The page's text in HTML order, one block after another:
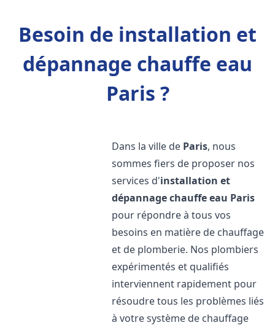
Besoin de installation et
dépannage chauffe eau
Paris ?
Dans la ville de Paris, nous
sommes fiers de proposer nos
services d'installation et
dépannage chauffe eau Paris
pour répondre à tous vos
besoins en matière de chauffage
et de plomberie. Nos plombiers
expérimentés et qualifiés
interviennent rapidement pour
résoudre tous les problèmes liés
à votre système de chauffage